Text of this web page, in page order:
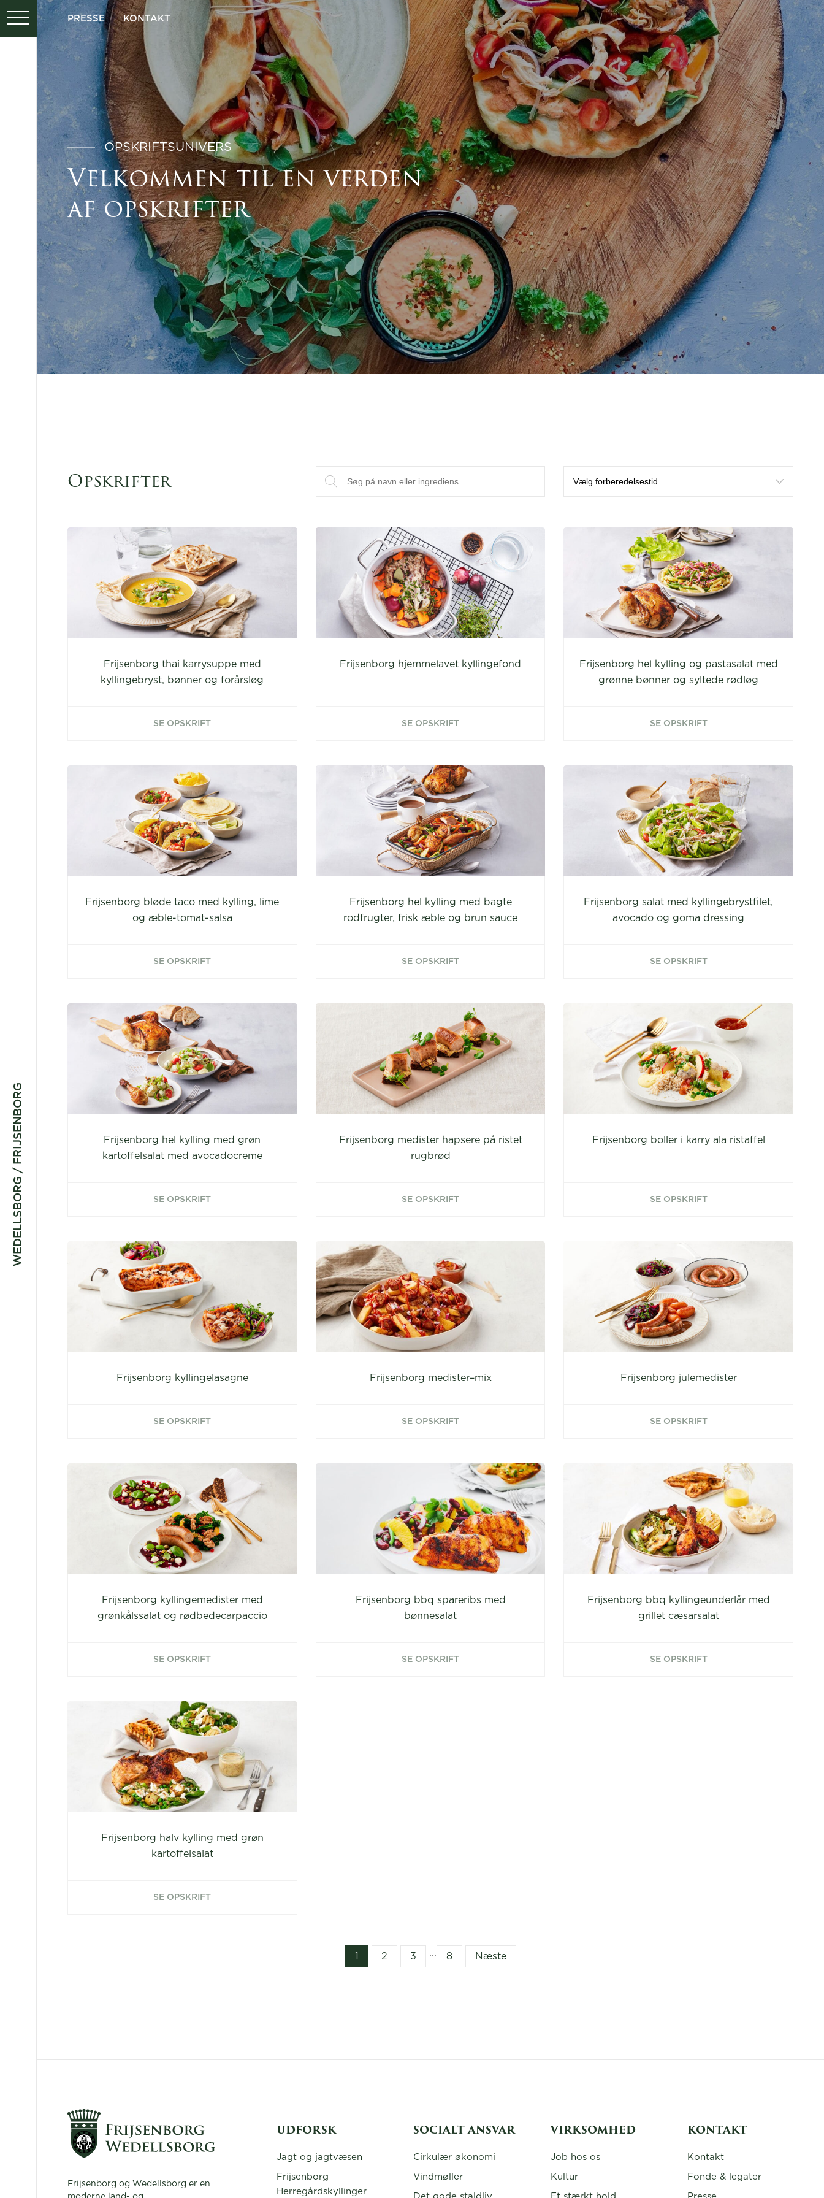
WEDELLSBORG / FRIJSENBORG
PRESSE KONTAKT
OPSKRIFTSUNIVERS
Velkommen til en verden
af opskrifter
Opskrifter
Frijsenborg thai karrysuppe med
kyllingebryst, bønner og forårsløg
SE OPSKRIFT
Frijsenborg hjemmelavet kyllingefond
SE OPSKRIFT
Frijsenborg hel kylling og pastasalat med
grønne bønner og syltede rødløg
SE OPSKRIFT
Frijsenborg bløde taco med kylling, lime
og æble-tomat-salsa
SE OPSKRIFT
Frijsenborg hel kylling med bagte
rodfrugter, frisk æble og brun sauce
SE OPSKRIFT
Frijsenborg salat med kyllingebrystfilet,
avocado og goma dressing
SE OPSKRIFT
Frijsenborg hel kylling med grøn
kartoffelsalat med avocadocreme
SE OPSKRIFT
Frijsenborg medister hapsere på ristet
rugbrød
SE OPSKRIFT
Frijsenborg boller i karry ala ristaffel
SE OPSKRIFT
Frijsenborg kyllingelasagne
SE OPSKRIFT
Frijsenborg medister–mix
SE OPSKRIFT
Frijsenborg julemedister
SE OPSKRIFT
Frijsenborg kyllingemedister med
grønkålssalat og rødbedecarpaccio
SE OPSKRIFT
Frijsenborg bbq spareribs med
bønnesalat
SE OPSKRIFT
Frijsenborg bbq kyllingeunderlår med
grillet cæsarsalat
SE OPSKRIFT
Frijsenborg halv kylling med grøn
kartoffelsalat
SE OPSKRIFT
1 2 3 ... 8 Næste
Frijsenborg og Wedellsborg er en
UDFORSK
Jagt og jagtvæsen
Frijsenborg
Herregårdskyllinger
SOCIALT ANSVAR
Cirkulær økonomi
Vindmøller
VIRKSOMHED
Job hos os
Kultur
KONTAKT
Kontakt
Fonde & legater